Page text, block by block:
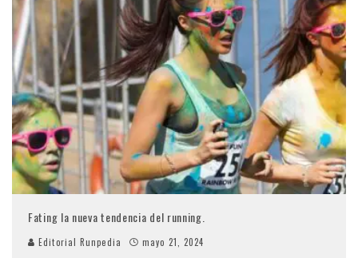
Fating la nueva tendencia del running.
Editorial Runpedia mayo 21, 2024